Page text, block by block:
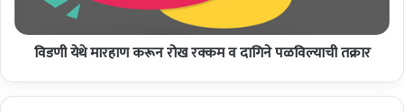
णा
त्ये
ण
विडणी येथे मारहाण करून रोख रक्कम व दागिने पळविल्याची तक्रार